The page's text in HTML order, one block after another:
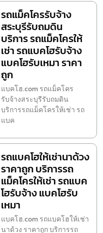
รถแม็คโครรับจ้าง
สระบุรีรับถมดิน
บริการ รถแม็คโครให้
เช่า รถแบคโฮรับจ้าง
แบคโฮรับเหมา ราคา
ถูก
แบคโฮ.com รถแม็คโคร
รับจ้างสระบุรีรับถมดิน
บริการรถแม็คโครให้เช่า รถ
แบค
รถแบคโฮให้เช่านาด้วง
ราคาถูก บริการรถ
แม็คโครให้เช่า รถแบค
โฮรับจ้าง แบคโฮรับ
เหมา
แบคโฮ.com รถแบคโฮให้เช่า
นาด้วง ราคาถูก บริการรถ